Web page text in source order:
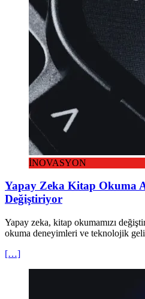
İNOVASYON
Yapay Zeka Kitap Okuma
Değiştiriyor
Yapay zeka, kitap okumamızı
okuma deneyimleri ve teknolojik
[…]